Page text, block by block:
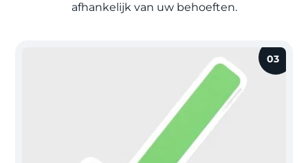
afhankelijk van uw behoeften.
03